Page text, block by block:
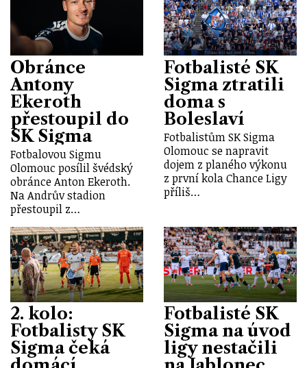
Obránce
Antony
Ekeroth
přestoupil do
SK Sigma
Fotbalovou Sigmu
Olomouc posílil švédský
obránce Anton Ekeroth.
Na Andrův stadion
přestoupil z…
Fotbalisté SK
Sigma ztratili
doma s
Boleslaví
Fotbalistům SK Sigma
Olomouc se napravit
dojem z planého výkonu
z první kola Chance Ligy
příliš…
2. kolo:
Fotbalisty SK
Sigma čeká
Fotbalisté SK
Sigma na úvod
ligy nestačili